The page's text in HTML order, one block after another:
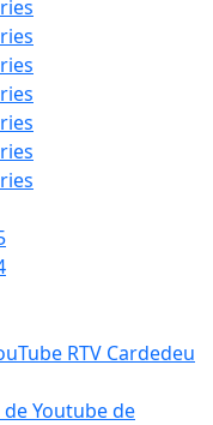
RTV Cardedeu
Youtube de